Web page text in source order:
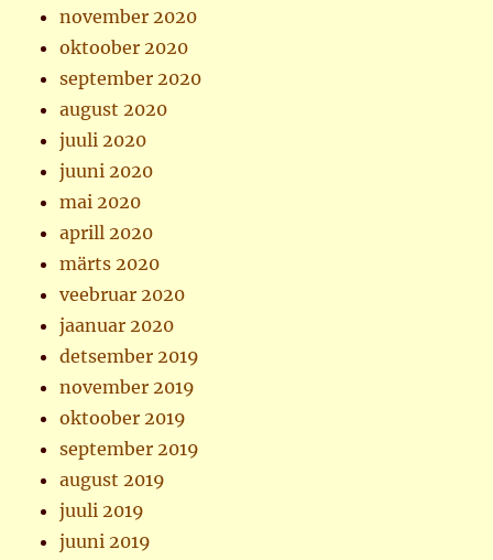
november 2020
oktoober 2020
september 2020
august 2020
juuli 2020
juuni 2020
mai 2020
aprill 2020
märts 2020
veebruar 2020
jaanuar 2020
detsember 2019
november 2019
oktoober 2019
september 2019
august 2019
juuli 2019
juuni 2019